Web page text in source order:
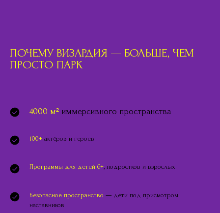
ПОЧЕМУ ВИЗАРДИЯ — БОЛЬШЕ, ЧЕМ
ПРОСТО ПАРК
4000 м² иммерсивного пространства
100+ актёров и героев
Программы для детей 6+, подростков и взрослых
Безопасное пространство — дети под присмотром
наставников